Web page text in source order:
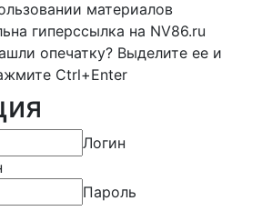
материалов
гиперссылка на NV86.ru
опечатку? Выделите ее и
Ctrl+Enter
Логин
Пароль